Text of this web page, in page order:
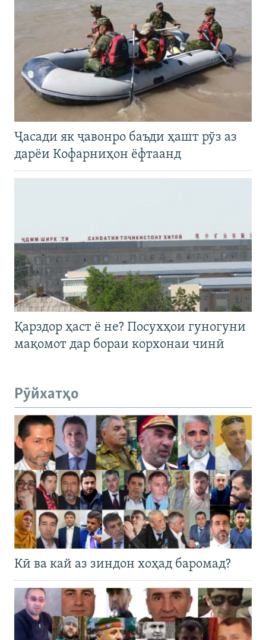
Ҷасади як ҷавонро баъди ҳашт рӯз аз
дарёи Кофарниҳон ёфтаанд
Қарздор ҳаст ё не? Посухҳои гуногуни
мақомот дар бораи корхонаи чинӣ
Рӯйхатҳо
Кӣ ва кай аз зиндон хоҳад баромад?